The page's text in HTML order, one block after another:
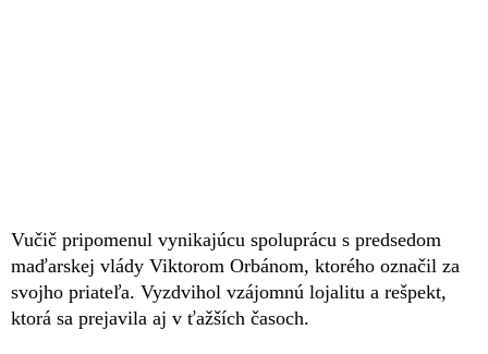
Vučič pripomenul vynikajúcu spoluprácu s predsedom
maďarskej vlády Viktorom Orbánom, ktorého označil za
svojho priateľa. Vyzdvihol vzájomnú lojalitu a rešpekt,
ktorá sa prejavila aj v ťažších časoch.